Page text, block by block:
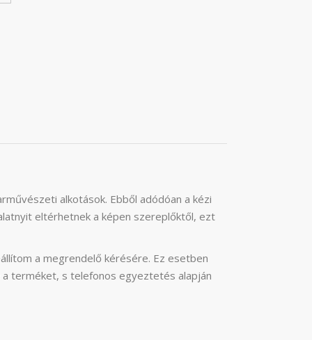
alkotások. Ebből adódóan a kézi
eltérhetnek a képen szereplőktől, ezt
a megrendelő kérésére. Ez esetben
terméket, s telefonos egyeztetés alapján